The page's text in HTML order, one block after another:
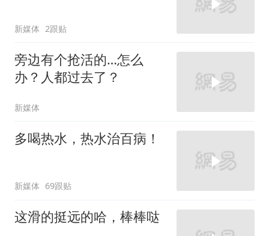
新媒体 2跟贴
旁边有个抢活的…怎么
办？人都过去了？
新媒体
多喝热水，热水治百病！
新媒体 69跟贴
这滑的挺远的哈，棒棒哒